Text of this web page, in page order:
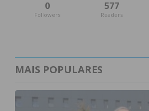
0
Followers
577
Readers
MAIS POPULARES